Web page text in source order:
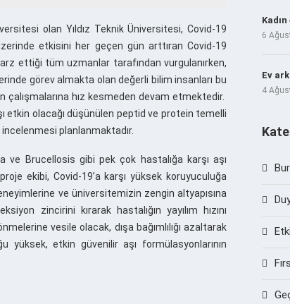
olan Yıldız Teknik Üniversitesi, Covid-19
etkisini her geçen gün arttıran Covid-19
ettiği tüm uzmanlar tarafından vurgulanırken,
görev almakta olan değerli bilim insanları bu
hız kesmeden devam etmektedir.
etkin olacağı düşünülen peptid ve protein temelli
incelenmesi planlanmaktadır.
ve Brucellosis gibi pek çok hastalığa karşı aşı
ekibi, Covid-19’a karşı yüksek koruyuculuğa
ve üniversitemizin zengin altyapısına
zincirini kırarak hastalığın yayılım hızını
vesile olacak, dışa bağımlılığı azaltarak
etkin güvenilir aşı formülasyonlarının
6
Ev
4